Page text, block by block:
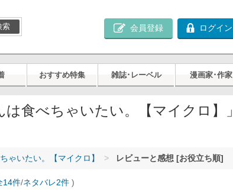
索 会員登録 ログイン
おすすめ特集 雑誌･レーベル 漫画家･作家
食べちゃいたい。【マイクロ】」
ゃいたい。【マイクロ】 レビューと感想 [お役立ち順]
14件/ネタバレ2件 )